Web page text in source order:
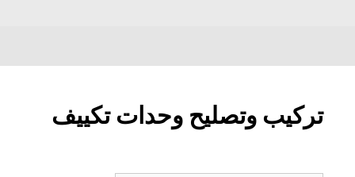
تركيب وتصليح وحدات تكييف